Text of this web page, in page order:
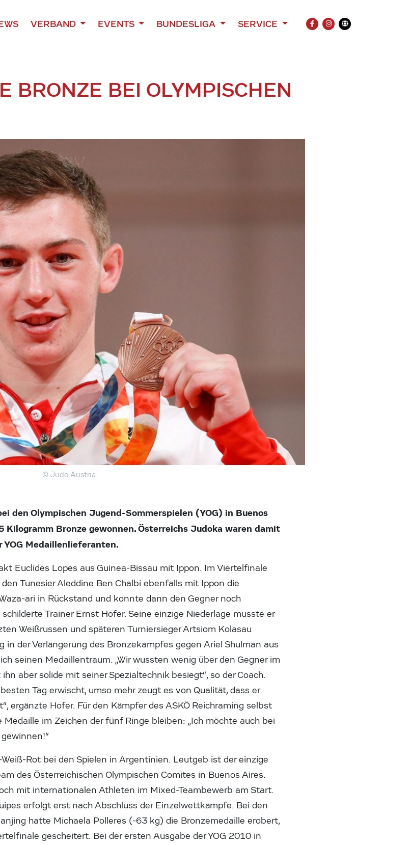
VERBAND EVENTS BUNDESLIGA SERVICE
FACEBOOK
INSTAGRAM
Übersetzung
BRONZE BEI OLYMPISCHEN
© Judo Austria
den Olympischen Jugend-Sommerspielen (YOG) in Buenos
Kilogramm Bronze gewonnen. Österreichs Judoka waren damit
YOG Medaillenlieferanten.
Euclides Lopes aus Guinea-Bissau mit Ippon. Im Viertelfinale
Tunesier Aleddine Ben Chalbi ebenfalls mit Ippon die
ari in Rückstand und konnte dann den Gegner noch
Trainer Ernst Hofer. Seine einzige Niederlage musste er
Weißrussen und späteren Turniersieger Artsiom Kolasau
der Verlängerung des Bronzekampfes gegen Ariel Shulman aus
seinen Medaillentraum. „Wir wussten wenig über den Gegner im
aber solide mit seiner Spezialtechnik besiegt“, so der Coach.
Tag erwischt, umso mehr zeugt es von Qualität, dass er
ergänzte Hofer. Für den Kämpfer des ASKÖ Reichraming selbst
im Zeichen der fünf Ringe bleiben: „Ich möchte auch bei
Rot bei den Spielen in Argentinien. Leutgeb ist der einzige
des Österreichischen Olympischen Comites in Buenos Aires.
mit internationalen Athleten im Mixed-Teambewerb am Start.
erfolgt erst nach Abschluss der Einzelwettkämpfe. Bei den
hatte Michaela Polleres (-63 kg) die Bronzemedaille erobert,
gescheitert. Bei der ersten Ausgabe der YOG 2010 in